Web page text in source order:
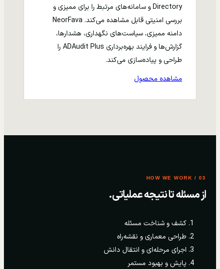
Directory و سامانه‌های مرتبط را برای ممیزی و
بررسی امنیتی قابل مشاهده می‌کند. NeorFava
دامنه ممیزی، سیاست‌های نگهداری، هشدارها،
گزارش‌ها و فرایند بهره‌برداری ADAudit Plus را
طراحی و پیاده‌سازی می‌کند.
مشاهده محصول
03 / HOW WE WORK
از مسئله تا نتیجه عملیاتی.
کشف و شناخت مسئله
طراحی معماری و نقشه‌راه
اجرای مرحله‌ای و انتقال دانش
پایش و بهبود مستمر